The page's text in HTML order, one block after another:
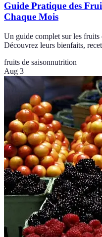
Guide Pratique des
Chaque Mois
Un guide complet sur les fruits
Découvrez leurs bienfaits,
fruits de saisonnutrition
Aug 3